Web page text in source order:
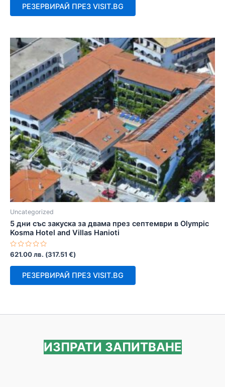
РЕЗЕРВИРАЙ ПРЕЗ VISIT.BG
Uncategorized
5 дни със закуска за двама през септември в Olympic
Kosma Hotel and Villas Hanioti
Оценено
с
0
621.00лв. (317.51 €)
РЕЗЕРВИРАЙ ПРЕЗ VISIT.BG
ИЗПРАТИ ЗАПИТВАНЕ